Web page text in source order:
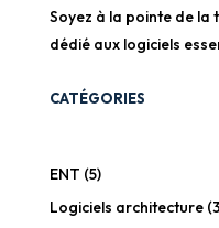
Soyez à la pointe de
dédié aux logiciels
CATÉGORIES
ENT (5)
Logiciels architecture